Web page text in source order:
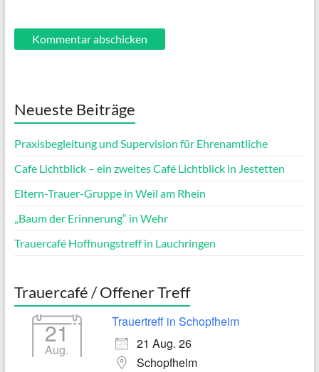
Neueste Beiträge
Praxisbegleitung und Supervision für Ehrenamtliche
Cafe Lichtblick – ein zweites Café Lichtblick in Jestetten
Eltern-Trauer-Gruppe in Weil am Rhein
„Baum der Erinnerung“ in Wehr
Trauercafé Hoffnungstreff in Lauchringen
Trauercafé / Offener Treff
21
Aug.
Trauertreff in Schopfheim
21 Aug. 26
Schopfheim